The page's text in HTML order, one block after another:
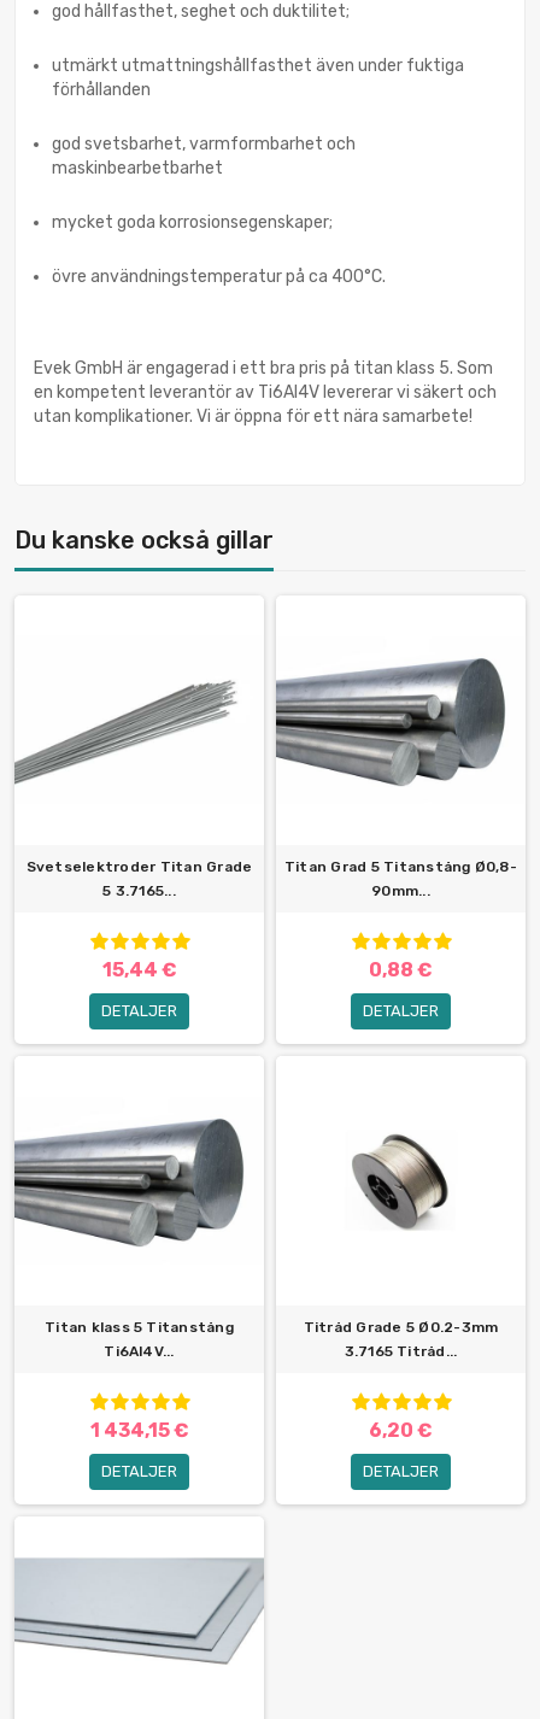
god hållfasthet, seghet och duktilitet;
utmärkt utmattningshållfasthet även under fuktiga
förhållanden
god svetsbarhet, varmformbarhet och
maskinbearbetbarhet
mycket goda korrosionsegenskaper;
övre användningstemperatur på ca 400°C.
Evek GmbH är engagerad i ett bra pris på titan klass 5. Som
en kompetent leverantör av Ti6Al4V levererar vi säkert och
utan komplikationer. Vi är öppna för ett nära samarbete!
Du kanske också gillar
Svetselektroder Titan Grade
5 3.7165...
15,44 €
DETALJER
Titan Grad 5 Titanstång Ø0,8-
90mm...
0,88 €
DETALJER
Titan klass 5 Titanstång
Ti6Al4V...
1 434,15 €
DETALJER
Titråd Grade 5 Ø0.2-3mm
3.7165 Titråd...
6,20 €
DETALJER